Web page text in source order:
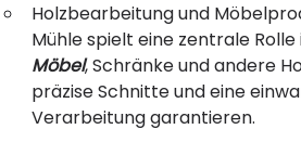
Holzbearbeitung und
Mühle spielt eine zentrale
Möbel, Schränke und andere
präzise Schnitte und eine
Verarbeitung garantieren.